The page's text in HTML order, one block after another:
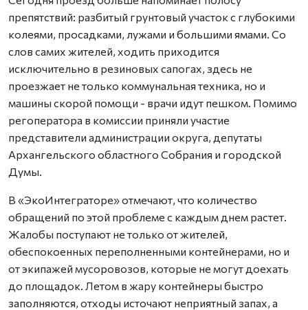
препятствий: разбитый грунтовый участок с глубокими
колеями, просадками, лужами и большими ямами. Со
слов самих жителей, ходить приходится
исключительно в резиновых сапогах, здесь не
проезжает не только коммунальная техника, но и
машины скорой помощи - врачи идут пешком. Помимо
регоператора в комиссии приняли участие
представители администрации округа, депутаты
Архангельского областного Собрания и городской
Думы.
В «ЭкоИнтеграторе» отмечают, что количество
обращений по этой проблеме с каждым днем растет.
Жалобы поступают не только от жителей,
обеспокоенных переполненными контейнерами, но и
от экипажей мусоровозов, которые не могут доехать
до площадок. Летом в жару контейнеры быстро
заполняются, отходы источают неприятный запах, а